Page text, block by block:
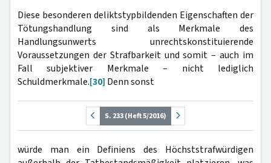
Diese besonderen deliktstypbildenden Eigenschaften der
Tötungshandlung sind als Merkmale des
Handlungsunwerts unrechtskonstituierende
Voraussetzungen der Strafbarkeit und somit – auch im
Fall subjektiver Merkmale – nicht lediglich
Schuldmerkmale.[30] Denn sonst
S. 233 (Heft 5/2016)
würde man ein Definiens des Höchststrafwürdigen